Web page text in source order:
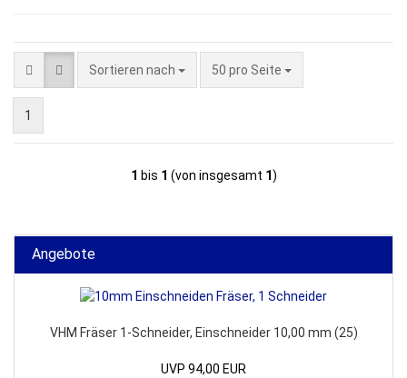
Sortieren nach
Sortieren nach 50 pro Seite
pro Seite
1
1 bis 1 (von insgesamt 1)
Angebote
VHM Fräser 1-Schneider, Einschneider 10,00 mm (25)
UVP 94,00 EUR